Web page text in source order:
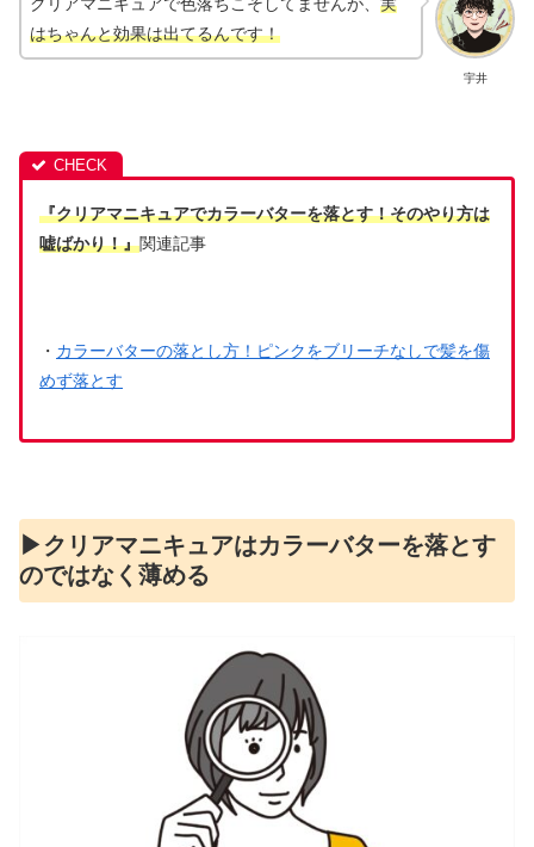
宇井
クリアマニキュアで色落ちこそしてませんが、 実
はちゃんと効果は出てるんです！
『クリアマニキュアでカラーバターを落とす！そのやり方は
嘘ばかり！』関連記事
・ カラーバターの落とし方！ピンクをブリーチなしで髪を傷
めず落とす
▶︎クリアマニキュアはカラーバターを落とす
のではなく薄める